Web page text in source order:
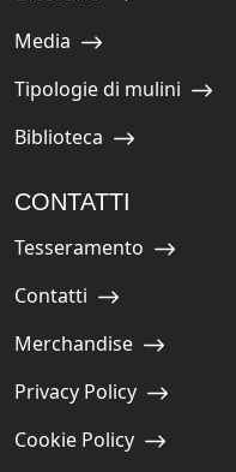
Navigate to:
Media
Navigate to:
Tipologie di mulini
Navigate to:
Biblioteca
CONTATTI
Navigate to:
Tesseramento
Navigate to:
Contatti
Navigate to:
Merchandise
Navigate to:
Privacy Policy
Navigate to:
Cookie Policy